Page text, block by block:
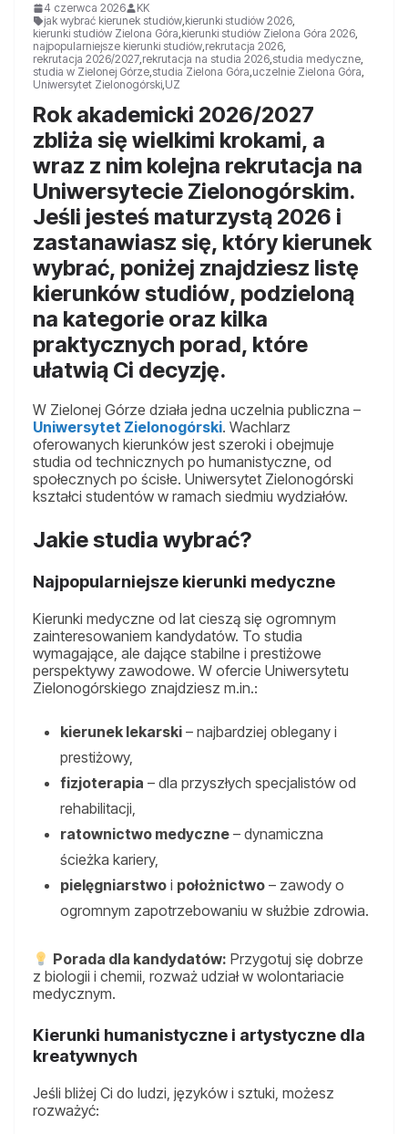
4 czerwca 2026
KK
jak wybrać kierunek studiów,kierunki studiów 2026,
kierunki studiów Zielona Góra,kierunki studiów Zielona Góra 2026,
najpopularniejsze kierunki studiów,rekrutacja 2026,
rekrutacja 2026/2027,rekrutacja na studia 2026,studia medyczne,
studia w Zielonej Górze,studia Zielona Góra,uczelnie Zielona Góra,
Uniwersytet Zielonogórski,UZ
Rok akademicki 2026/2027
zbliża się wielkimi krokami, a
wraz z nim kolejna rekrutacja na
Uniwersytecie Zielonogórskim.
Jeśli jesteś maturzystą 2026 i
zastanawiasz się, który kierunek
wybrać, poniżej znajdziesz listę
kierunków studiów, podzieloną
na kategorie oraz kilka
praktycznych porad, które
ułatwią Ci decyzję.
W Zielonej Górze działa jedna uczelnia publiczna –
Uniwersytet Zielonogórski. Wachlarz
oferowanych kierunków jest szeroki i obejmuje
studia od technicznych po humanistyczne, od
społecznych po ścisłe. Uniwersytet Zielonogórski
kształci studentów w ramach siedmiu wydziałów.
Jakie studia wybrać?
Najpopularniejsze kierunki medyczne
Kierunki medyczne od lat cieszą się ogromnym
zainteresowaniem kandydatów. To studia
wymagające, ale dające stabilne i prestiżowe
perspektywy zawodowe. W ofercie Uniwersytetu
Zielonogórskiego znajdziesz m.in.:
kierunek lekarski – najbardziej oblegany i
prestiżowy,
fizjoterapia – dla przyszłych specjalistów od
rehabilitacji,
ratownictwo medyczne – dynamiczna
ścieżka kariery,
pielęgniarstwo i położnictwo – zawody o
ogromnym zapotrzebowaniu w służbie zdrowia.
Porada dla kandydatów: Przygotuj się dobrze
z biologii i chemii, rozważ udział w wolontariacie
medycznym.
Kierunki humanistyczne i artystyczne dla
kreatywnych
Jeśli bliżej Ci do ludzi, języków i sztuki, możesz
rozważyć: